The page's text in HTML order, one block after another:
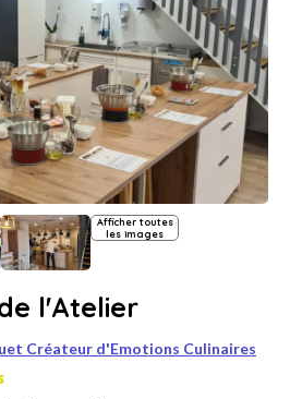
Afficher toutes
les images
l'Atelier
Créateur d'Emotions Culinaires